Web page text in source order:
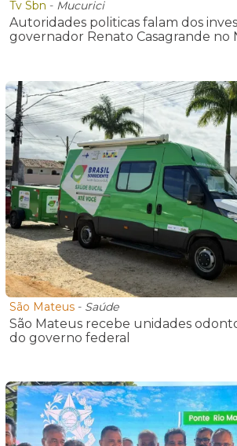
Tv Sbn - Mucurici
Autoridades politicas falam dos
governador Renato Casagrande no
São Mateus - Saúde
São Mateus recebe unidades
do governo federal